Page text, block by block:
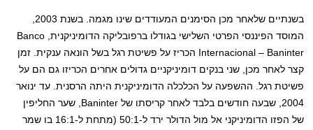
בשנתיים שלאחר מכן הסימנים המעודדים שינו מגמה. בשנת 2003,
המוסד הפיננסי הפרטי השלישי בגודלו ברפובליקה הדומיניקנית, Banco
Internacional – Baninter הכריז על פשיטת רגל בשל הונאה ענקית. זמן
קצר לאחר מכן, שני בנקים דומיניקניים גדולים אחרים הכריזו גם הם על
פשיטת רגל. ההשפעה על הכלכלה הדומיניקנית היתה הרסנית. עד ינואר
2004, שבעה חודשים בלבד לאחר קריסתו של Baninter, שער החליפין
של הפזו הדומיניקני אל מול הדולר ירד ל-50:1 (מתחת ל-16:1 בו שמר